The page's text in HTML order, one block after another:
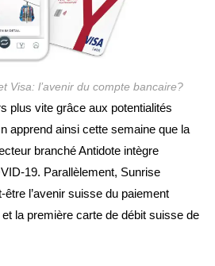
Visa: l’avenir du compte bancaire?
plus vite grâce aux potentialités
apprend ainsi cette semaine que la
branché Antidote intègre
19. Parallèlement, Sunrise
l’avenir suisse du paiement
et la première carte de débit suisse de